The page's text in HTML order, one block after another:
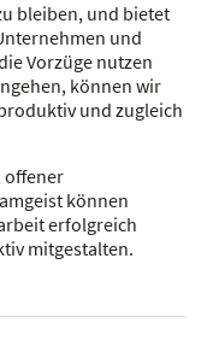
bleiben, und bietet
und
Vorzüge nutzen
können wir
und zugleich
offener
können
erfolgreich
mitgestalten.